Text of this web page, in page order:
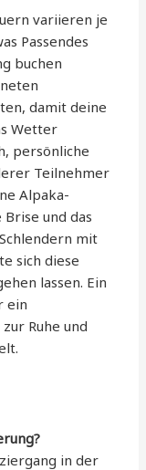
variieren je
Passendes
buchen
damit deine
Wetter
persönliche
Teilnehmer
Alpaka-
und das
mit
sich diese
lassen. Ein
ein
Ruhe und
in der